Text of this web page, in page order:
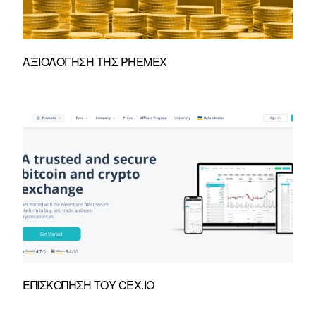
ΑΞΙΟΛΌΓΗΣΗ ΤΗΣ PHEMEX
ΕΠΙΣΚΌΠΗΣΗ ΤΟΥ CEX.IO